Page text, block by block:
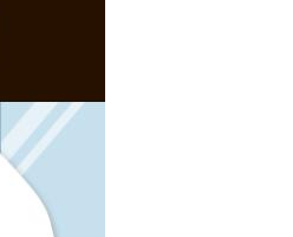
Busico.通信